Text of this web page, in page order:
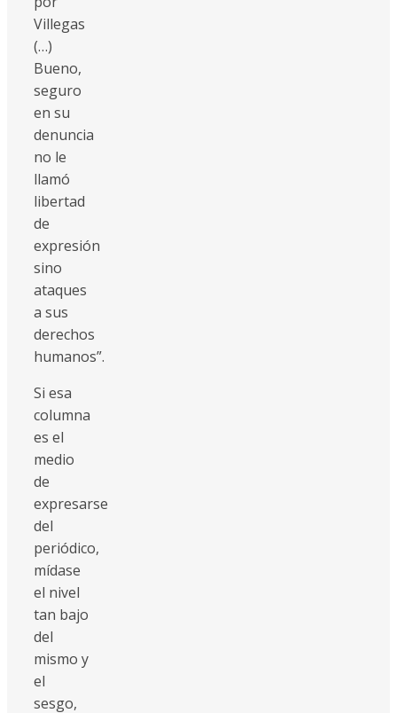
Villegas
(…)
Bueno,
seguro
en su
denuncia
no le
llamó
libertad
de
expresión
sino
ataques
a sus
derechos
humanos”.
Si esa
columna
es el
medio
de
expresarse
del
periódico,
mídase
el nivel
tan bajo
del
mismo y
el
sesgo,